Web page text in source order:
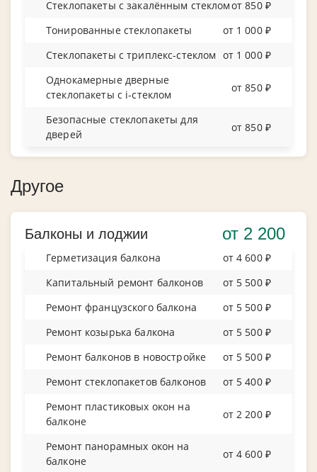
Стеклопакеты с закалённым стекломот 850 ₽
Тонированные стеклопакеты
от 1 000 ₽
Стеклопакеты с триплекс-стеклом от 1 000 ₽
Однокамерные дверные
стеклопакеты с i-стеклом
от 850 ₽
Безопасные стеклопакеты для
дверей
от 850 ₽
Другое
Балконы и лоджии от 2 200
Герметизация балкона
от 4 600 ₽
Капитальный ремонт балконов
от 5 500 ₽
Ремонт французского балкона
от 5 500 ₽
Ремонт козырька балкона
от 5 500 ₽
Ремонт балконов в новостройке
от 5 500 ₽
Ремонт стеклопакетов балконов
от 5 400 ₽
Ремонт пластиковых окон на
балконе
от 2 200 ₽
Ремонт панорамных окон на
балконе
от 4 600 ₽